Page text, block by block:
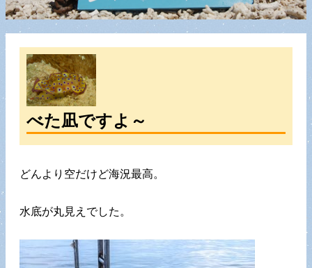
べた凪ですよ～
どんより空だけど海況最高。
水底が丸見えでした。